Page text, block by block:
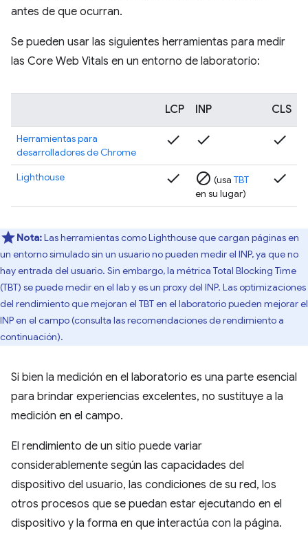
antes de que ocurran.
Se pueden usar las siguientes herramientas para medir
las Core Web Vitals en un entorno de laboratorio:
LCP INP CLS
Herramientas para
desarrolladores de Chrome
check check check
Lighthouse check block (usa TBT
en su lugar)
check
Nota:Las herramientas como Lighthouse que cargan páginas en
un entorno simulado sin un usuario no pueden medir el INP, ya que no
hay entrada del usuario. Sin embargo, la métrica Total Blocking Time
(TBT) se puede medir en el lab y es un proxy del INP. Las optimizaciones
del rendimiento que mejoran el TBT en el laboratorio pueden mejorar el
INP en el campo (consulta las recomendaciones de rendimiento a
continuación).
Si bien la medición en el laboratorio es una parte esencial
para brindar experiencias excelentes, no sustituye a la
medición en el campo.
El rendimiento de un sitio puede variar
considerablemente según las capacidades del
dispositivo del usuario, las condiciones de su red, los
otros procesos que se puedan estar ejecutando en el
dispositivo y la forma en que interactúa con la página.